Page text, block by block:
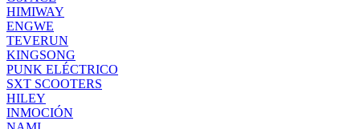
HIMIWAY
ENGWE
TEVERUN
KINGSONG
PUNK ELÉCTRICO
SXT SCOOTERS
HILEY
INMOCIÓN